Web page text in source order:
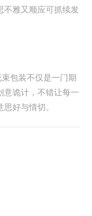
不雅又顺应可抓续发
包装不仅是一门期
意诡计，不错让每一
好与情切。